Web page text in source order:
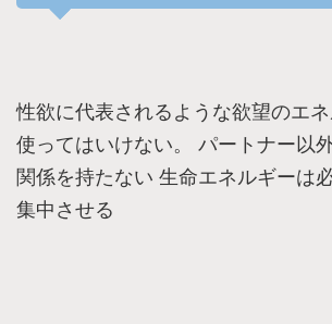
性欲に代表されるような欲望のエ
使ってはいけない。 パートナー以
関係を持たない 生命エネルギーは
集中させる